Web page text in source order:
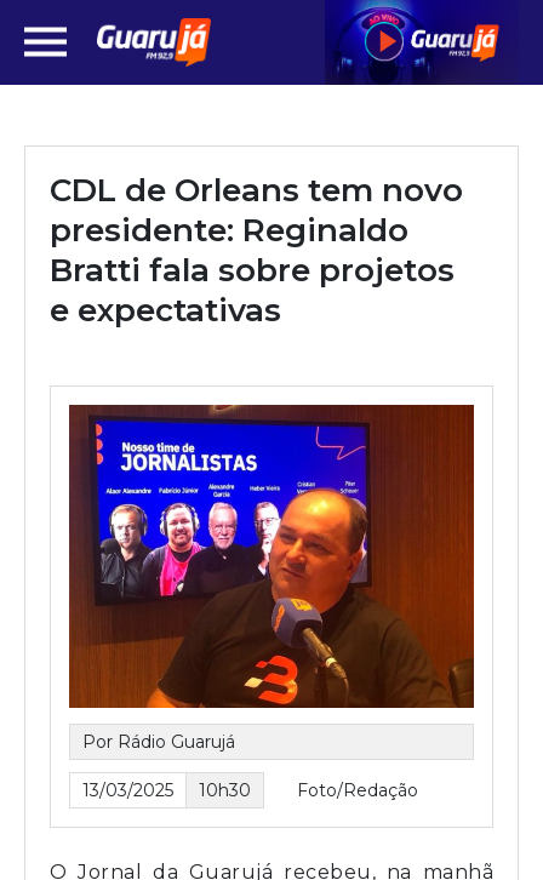
CDL de Orleans tem novo
presidente: Reginaldo
Bratti fala sobre projetos
e expectativas
Por Rádio Guarujá
13/03/2025 10h30 Foto/Redação
O Jornal da Guarujá recebeu, na manhã